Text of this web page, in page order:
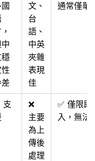
文、
台
語、
中英
夾雜
表現
佳
通常僅單
支
❌
主要
為上
傳後
處理
✅ 僅限即
入，無法